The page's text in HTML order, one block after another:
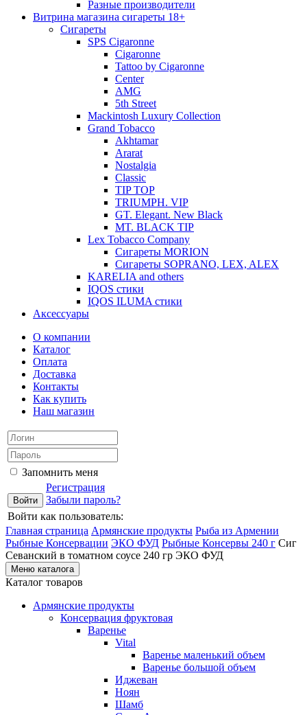
Разные производители
Витрина магазина сигареты 18+
Cигареты
SPS Cigaronne
Сigaronne
Tattoo by Cigaronne
Center
AMG
5th Street
Mackintosh Luxury Collection
Grand Tobacco
Akhtamar
Ararat
Nostalgia
Classic
TIP TOP
TRIUMPH. VIP
GT. Elegant. New Black
MT. BLACK TIP
Lex Tobacco Company
Сигареты MORION
Сигареты SOPRANO, LEX, ALEX
KARELIA and others
IQOS стики
IQOS ILUMA стики
Аксессуары
О компании
Каталог
Оплата
Доставка
Контакты
Как купить
Наш магазин
Запомнить меня
Регистрация
Забыли пароль?
Войти как пользователь:
Главная страница Армянские продукты Рыба из Армении
Рыбные Консервации ЭКО ФУД Рыбные Консервы 240 г Сиг
Севанский в томатном соусе 240 гр ЭКО ФУД
Меню каталога
Каталог товаров
Армянские продукты
Консервация фруктовая
Варенье
Vital
Варенье маленький объем
Варенье большой объем
Иджеван
Ноян
Шамб